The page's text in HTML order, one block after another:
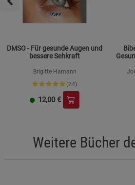
DMSO - Für gesunde Augen und
bessere Sehkraft
Brigitte Hamann
(24)
12,00 €
Weitere Bücher